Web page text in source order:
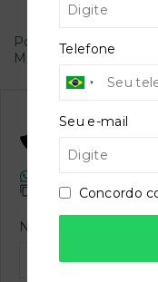
Povoado do Gravatá
Muritiba/BA - 44340-
Odair da
CRECI -
(75) 98115-3267
Nome
Telefone
Seu e-mail
Concordo